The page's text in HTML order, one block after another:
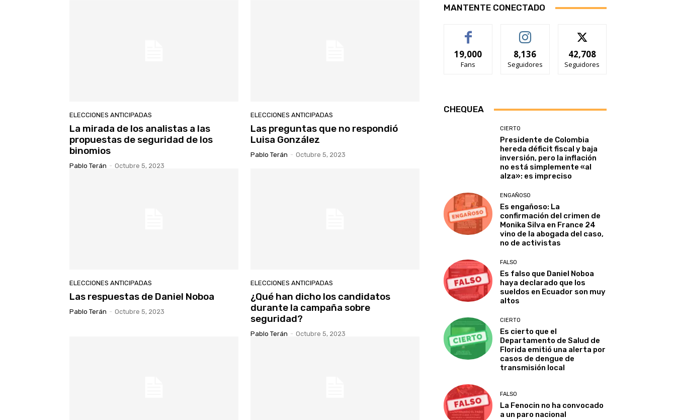
ELECCIONES ANTICIPADAS
La mirada de los analistas a las
propuestas de seguridad de los
binomios
Pablo Terán - Octubre 5, 2023
ELECCIONES ANTICIPADAS
Las preguntas que no respondió
Luisa González
Pablo Terán - Octubre 5, 2023
ELECCIONES ANTICIPADAS
Las respuestas de Daniel Noboa
Pablo Terán - Octubre 5, 2023
ELECCIONES ANTICIPADAS
¿Qué han dicho los candidatos
durante la campaña sobre
seguridad?
Pablo Terán - Octubre 5, 2023
MANTENTE CONECTADO
19,000
Fans
8,136
Seguidores
42,708
Seguidores
CHEQUEA
CIERTO
Presidente de Colombia
hereda déficit fiscal y baja
inversión, pero la inflación
no está simplemente «al
alza»: es impreciso
ENGAÑOSO
Es engañoso: La
confirmación del crimen de
Monika Silva en France 24
vino de la abogada del caso,
no de activistas
FALSO
Es falso que Daniel Noboa
haya declarado que los
sueldos en Ecuador son muy
altos
CIERTO
Es cierto que el
Departamento de Salud de
Florida emitió una alerta por
casos de dengue de
transmisión local
FALSO
La Fenocin no ha convocado
a un paro nacional